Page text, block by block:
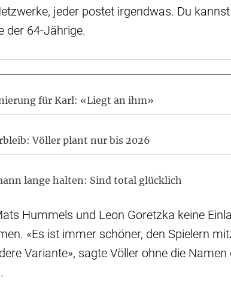
jeder postet irgendwas. Du
der 64-Jährige.
für Karl: «Liegt an ihm»
Völler plant nur bis 2026
lange halten: Sind total glücklich
Hummels und Leon Goretzka keine
«Es ist immer schöner, den Spielern
Variante», sagte Völler ohne die Namen